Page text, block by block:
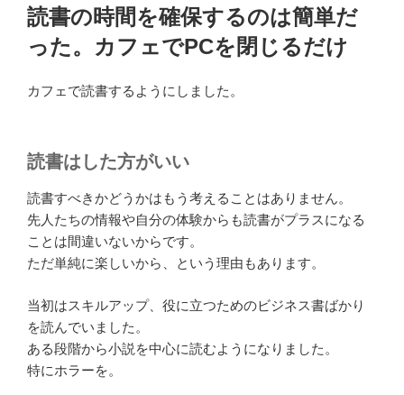
稿
日:
読書の時間を確保するのは簡単だ
った。カフェでPCを閉じるだけ
カフェで読書するようにしました。
読書はした方がいい
読書すべきかどうかはもう考えることはありません。
先人たちの情報や自分の体験からも読書がプラスになる
ことは間違いないからです。
ただ単純に楽しいから、という理由もあります。
当初はスキルアップ、役に立つためのビジネス書ばかり
を読んでいました。
ある段階から小説を中心に読むようになりました。
特にホラーを。